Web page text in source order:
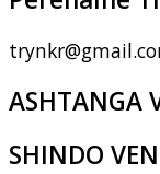
ASHTANGA
SHINDO